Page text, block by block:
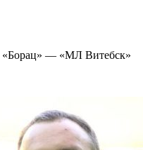
«Борац» — «МЛ Витебск»